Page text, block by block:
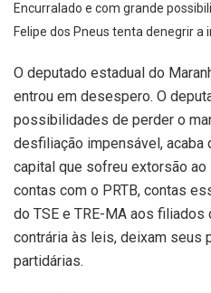
Encurralado e com grande
Felipe dos Pneus tenta denegrir a
O deputado estadual do
entrou em desespero. O
possibilidades de perder o
desfiliação impensável, acaba
capital que sofreu extorsão
contas com o PRTB, contas
do TSE e TRE-MA aos
contrária às leis, deixam seus
partidárias.